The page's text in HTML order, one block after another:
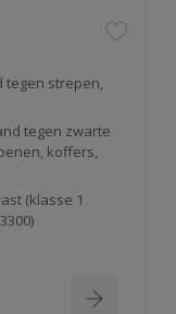
tegen strepen,
tegen zwarte
koffers,
(klasse 1